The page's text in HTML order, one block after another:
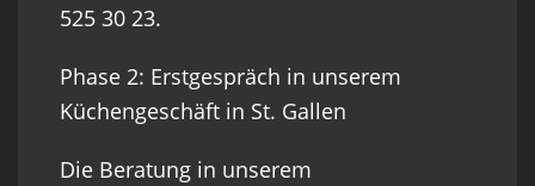
525 30 23.
Phase 2: Erstgespräch in unserem
Küchengeschäft in St. Gallen
Die Beratung in unserem